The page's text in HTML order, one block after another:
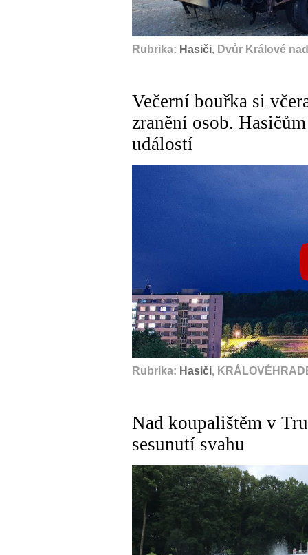
Rubrika: Hasiči, Dvůr Králové
Večerní bouřka si
zranění osob.
událostí
Rubrika: Hasiči,
Nad koupalištěm v
sesunutí svahu